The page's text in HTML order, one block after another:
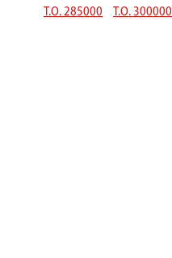
Т.О. 285000
Т.О. 300000